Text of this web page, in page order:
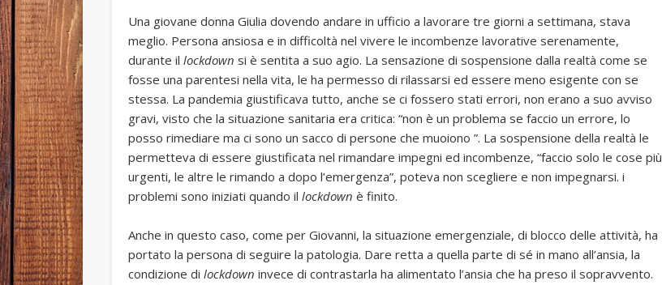
Una giovane donna Giulia dovendo andare in ufficio a lavorare tre giorni a settimana, stava
meglio. Persona ansiosa e in difficoltà nel vivere le incombenze lavorative serenamente,
durante illockdown si è sentita a suo agio. La sensazione di sospensione dalla realtà come se
fosse una parentesi nella vita, le ha permesso di rilassarsi ed essere meno esigente con se
stessa. La pandemia giustificava tutto, anche se ci fossero stati errori, non erano a suo avviso
gravi, visto che la situazione sanitaria era critica: “non è un problema se faccio un errore, lo
posso rimediare ma ci sono un sacco di persone che muoiono ”. La sospensione della realtà le
permetteva di essere giustificata nel rimandare impegni ed incombenze, “faccio solo le cose più
urgenti, le altre le rimando a dopo l’emergenza”, poteva non scegliere e non impegnarsi. i
problemi sono iniziati quando illockdown è finito.
Anche in questo caso, come per Giovanni, la situazione emergenziale, di blocco delle attività, ha
portato la persona di seguire la patologia. Dare retta a quella parte di sé in mano all’ansia, la
condizione dilockdown invece di contrastarla ha alimentato l’ansia che ha preso il sopravvento.